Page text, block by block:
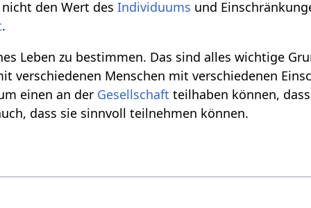
den Wert desIndividuums und
.
Leben zu bestimmen. Das sind alles wichtige
verschiedenen Menschen mit verschiedenen
einen an der Gesellschaft teilhaben können,
dass sie sinnvoll teilnehmen können.